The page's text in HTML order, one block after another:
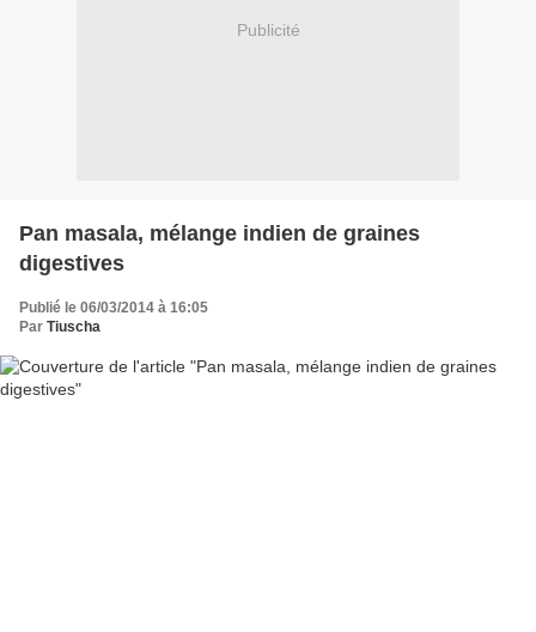
Publicité
Pan masala, mélange indien de graines
digestives
Publié le 06/03/2014 à 16:05
Par Tiuscha